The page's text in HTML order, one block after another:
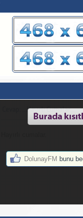
Cevap: ...Hayırlı Cumalar...
Hayırlı cumalar.
DolunayFM bunu